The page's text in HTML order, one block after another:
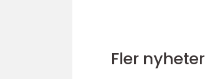
Fler nyheter